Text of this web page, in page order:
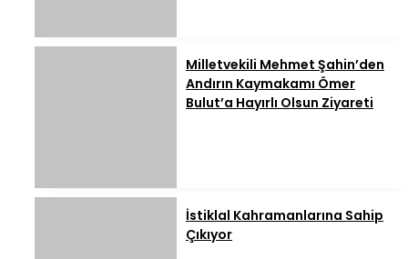
Milletvekili Mehmet Şahin’den
Andırın Kaymakamı Ömer
Bulut’a Hayırlı Olsun Ziyareti
İstiklal Kahramanlarına Sahip
Çıkıyor